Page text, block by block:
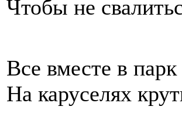
Чтобы не
Все вместе в
На каруселях